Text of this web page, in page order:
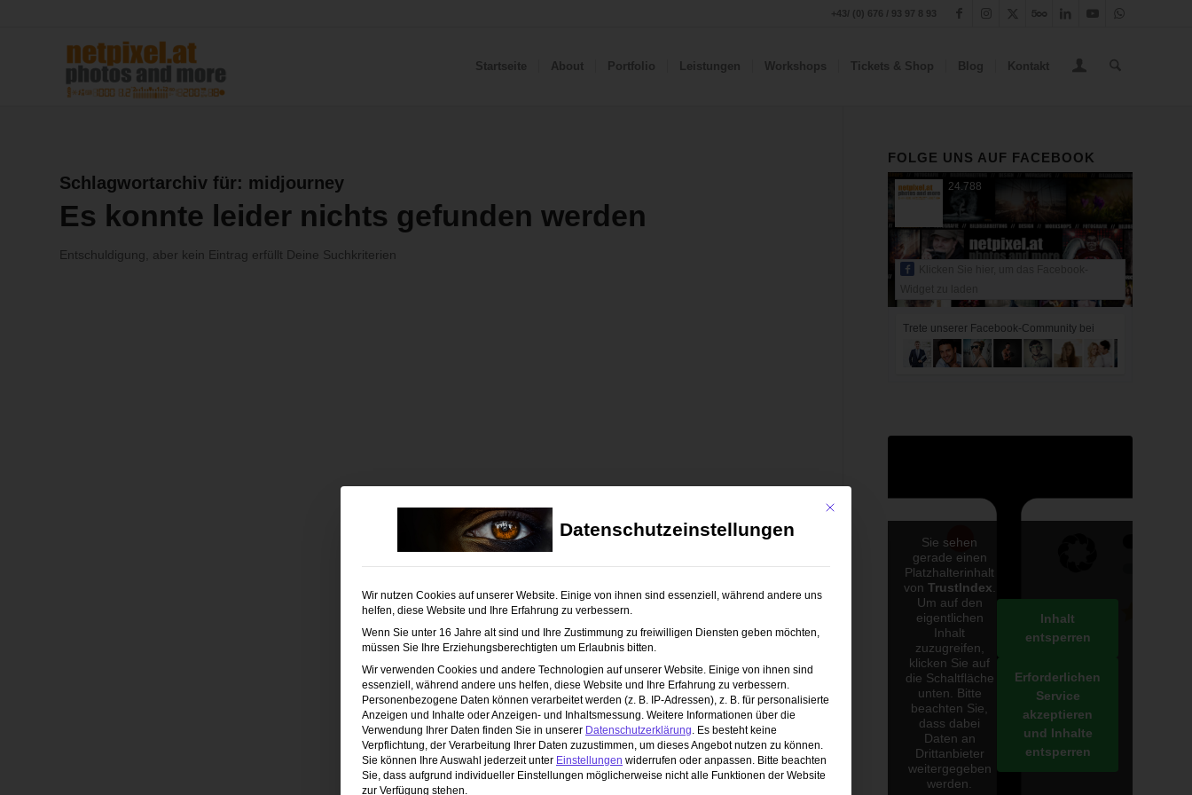
+43/ (0) 676 / 93 97 8 93
Startseite About Portfolio Leistungen Workshops Tickets & Shop Blog Kontakt
Schlagwortarchiv für: midjourney
Es konnte leider nichts gefunden werden
Entschuldigung, aber kein Eintrag erfüllt Deine Suchkriterien
FOLGE UNS AUF FACEBOOK
24.788
Trete unserer Facebook-Community bei
Sie sehen
gerade einen
Platzhalterinhalt
von TrustIndex
Um auf den
eigentlichen
Inhalt
zuzugreifen,
klicken Sie auf
die Schaltfläche
unten. Bitte
beachten Sie,
dass dabei
Daten an
Drittanbieter
weitergegeben
werden.
Inhalt
entsperren
Erforderlichen
Service
akzeptieren
und Inhalte
entsperren
Mit diesem Button wird der Dialog geschlossen. Seine Funktionalität ist
Datenschutzeinstellungen
Wir nutzen Cookies auf unserer Website. Einige von ihnen sind essenziell, während andere uns
helfen, diese Website und Ihre Erfahrung zu verbessern.
Wenn Sie unter 16 Jahre alt sind und Ihre Zustimmung zu freiwilligen Diensten geben möchten,
müssen Sie Ihre Erziehungsberechtigten um Erlaubnis bitten.
Wir verwenden Cookies und andere Technologien auf unserer Website. Einige von ihnen sind
essenziell, während andere uns helfen, diese Website und Ihre Erfahrung zu verbessern.
Personenbezogene Daten können verarbeitet werden (z. B. IP-Adressen), z. B. für personalisierte
Anzeigen und Inhalte oder Anzeigen- und Inhaltsmessung. Weitere Informationen über die
Verwendung Ihrer Daten finden Sie in unserer Datenschutzerklärung Es besteht keine
Verpflichtung, der Verarbeitung Ihrer Daten zuzustimmen, um dieses Angebot nutzen zu können.
Sie können Ihre Auswahl jederzeit unter Einstellungen widerrufen oder anpassen. Bitte beachten
Sie, dass aufgrund individueller Einstellungen möglicherweise nicht alle Funktionen der Website
zur Verfügung stehen.